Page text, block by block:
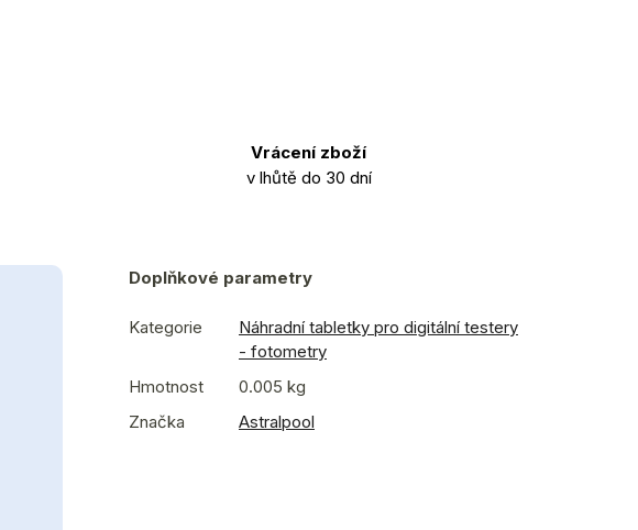
Vrácení zboží
v lhůtě do 30 dní
Doplňkové parametry
Kategorie
Náhradní tabletky pro digitální testery
- fotometry
Hmotnost
0.005 kg
Značka
Astralpool